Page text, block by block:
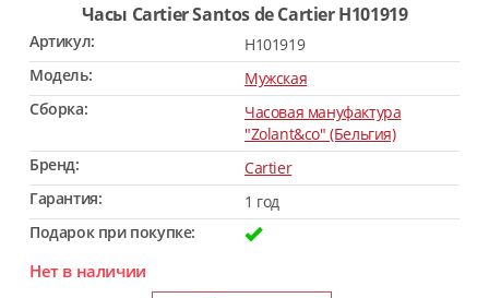
Часы Cartier Santos de Cartier H101919
Артикул:
H101919
Модель:
Мужская
Сборка:
Часовая мануфактура
"Zolant&co" (Бельгия)
Бренд:
Cartier
Гарантия:
1 год
Подарок при покупке:
Нет в наличии